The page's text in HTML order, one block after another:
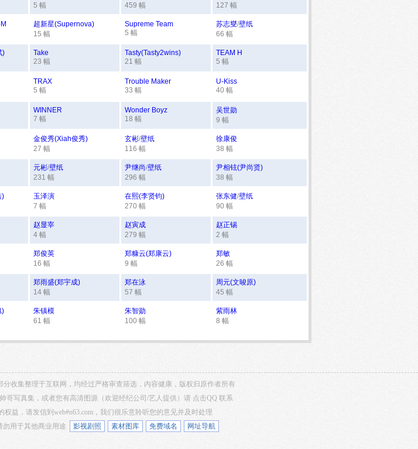
5 幅
459 幅
127 幅
超新星(Supernova)
15 幅
Supreme Team
5 幅
苏志燮/壁纸
66 幅
)
Take
23 幅
Tasty(Tasty2wins)
21 幅
TEAM H
5 幅
TRAX
5 幅
Trouble Maker
33 幅
U-Kiss
40 幅
WINNER
7 幅
Wonder Boyz
18 幅
吴世勋
9 幅
金俊秀(Xiah俊秀)
27 幅
玄彬/壁纸
116 幅
徐康俊
38 幅
元彬/壁纸
231 幅
尹继尚/壁纸
296 幅
尹相铉(尹尚贤)
38 幅
)
玉泽演
7 幅
在熙(李贤钧)
270 幅
张东健/壁纸
90 幅
赵显宰
4 幅
赵寅成
279 幅
赵正锡
2 幅
郑俊英
16 幅
郑糠云(郑康云)
9 幅
郑敏
26 幅
郑雨盛(郑宇成)
14 幅
郑在泳
57 幅
周元(文晙原)
45 幅
)
朱镇模
61 幅
朱智勋
100 幅
紫雨林
8 幅
收集整理于互联网，均经过严格审查筛选，内容健康，版权归原作者所有
哥写真集，或者您有高清图源（欢迎经纪公司/艺人提供）请 点击QQ 联系
益，请发信到web#n63.com，我们很乐意聆听您的意见并及时处理
勿用于其他商业用途
影视剧照 素材图库 免费域名 网址导航